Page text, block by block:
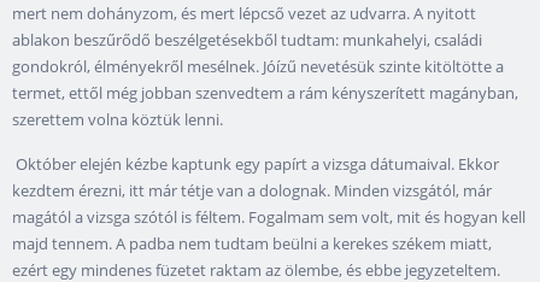
mert nem dohányzom, és mert lépcső vezet az udvarra. A nyitott
ablakon beszűrődő beszélgetésekből tudtam: munkahelyi, családi
gondokról, élményekről mesélnek. Jóízű nevetésük szinte kitöltötte a
termet, ettől még jobban szenvedtem a rám kényszerített magányban,
szerettem volna köztük lenni.
Október elején kézbe kaptunk egy papírt a vizsga dátumaival. Ekkor
kezdtem érezni, itt már tétje van a dolognak. Minden vizsgától, már
magától a vizsga szótól is féltem. Fogalmam sem volt, mit és hogyan kell
majd tennem. A padba nem tudtam beülni a kerekes székem miatt,
ezért egy mindenes füzetet raktam az ölembe, és ebbe jegyzeteltem.